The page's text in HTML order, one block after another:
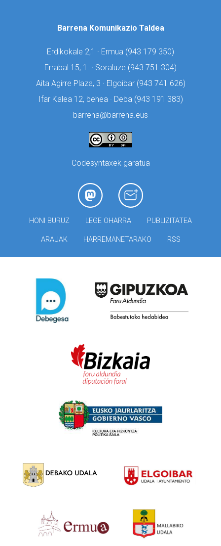
Barrena Komunikazio Taldea
Erdikokale 2,1 · Ermua (943 179 350)
Errabal 15, 1. · Soraluze (943 751 304)
Aita Agirre Plaza, 3 · Elgoibar (943 741 626)
Ifar Kalea 12, behea · Deba (943 191 383)
barrena@barrena.eus
Codesyntaxek garatua
HONI BURUZ LEGE OHARRA PUBLIZITATEA
ARAUAK HARREMANETARAKO RSS